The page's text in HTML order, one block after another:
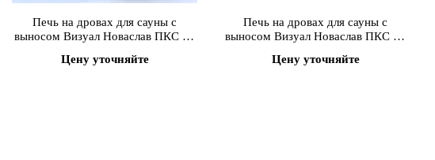
Печь на дровах для сауны с
выносом Визуал Новаслав ПКС 02
Цену уточняйте
Печь на дровах для сауны с
выносом Визуал Новаслав ПКС 02
Цену уточняйте